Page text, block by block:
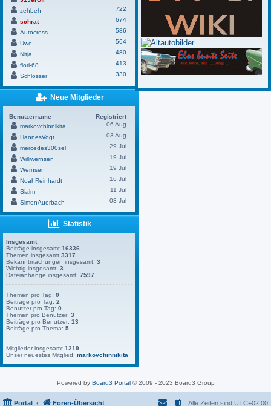
zehbeh
722
schrat
674
Autocross
586
Uwe
564
Nitja
480
flori-68
413
Schlosser
330
Neue Mitglieder
Benutzername
Registriert
markovchinnikita
06 Aug
HannesVogt
03 Aug
mercedes300sel
29 Jul
Williwernsen
19 Jul
Wernsen
19 Jul
NoahReinhardt
16 Jul
Sialm
11 Jul
SimonAuerbach
03 Jul
Statistik
Insgesamt
Beiträge insgesamt 16336
Themen insgesamt 3317
Bekanntmachungen insgesamt: 3
Wichtig insgesamt: 3
Dateianhänge insgesamt: 7597
Themen pro Tag: 0
Beiträge pro Tag: 2
Benutzer pro Tag: 0
Themen pro Benutzer: 3
Beiträge pro Benutzer: 13
Beiträge pro Thema: 5
Mitglieder insgesamt 1219
Unser neuestes Mitglied: markovchinnikita
Powered by Board3 Portal© 2009 - 2023 Board3 Group
Portal Foren-Übersicht Alle Zeiten sind UTC+02:00